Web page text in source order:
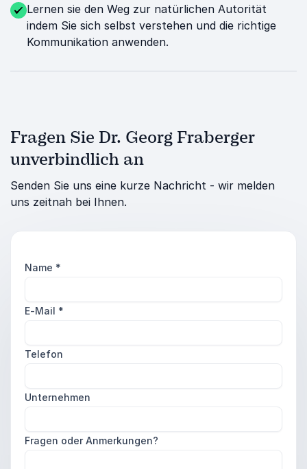
Lernen sie den Weg zur natürlichen Autorität
indem Sie sich selbst verstehen und die richtige
Kommunikation anwenden.
Fragen Sie Dr. Georg Fraberger
unverbindlich an
Senden Sie uns eine kurze Nachricht - wir melden
uns zeitnah bei Ihnen.
Name *
E-Mail *
Telefon
Unternehmen
Fragen oder Anmerkungen?